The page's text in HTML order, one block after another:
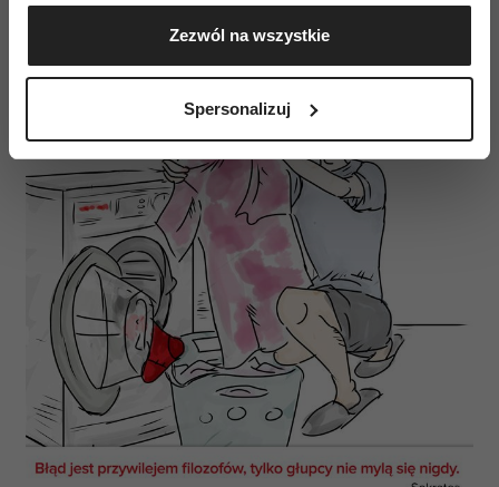
Gromadzić dane dotyczące Twojej lokalizacji
geograficznej z dokładnością nawet do kilku metrów
Identyfikować Twoje urządzenie, aktywnie
(fingerprinting, czyli wirtualny odcisk palca)
dane są przetwarzane oraz ustaw własne preferencje w
sekcji szczegółów
. W Deklaracji plików cookie możesz
zmienić lub wycofać swoją zgodę w dowolnej chwili.
Wykorzystujemy pliki cookie do spersonalizowania treści
i reklam, aby oferować funkcje społecznościowe i
analizować ruch w naszej witrynie. Informacje o tym, jak
korzystasz z naszej witryny, udostępniamy partnerom
społecznościowym, reklamowym i analitycznym.
Partnerzy mogą połączyć te informacje z innymi danymi
otrzymanymi od Ciebie lub uzyskanymi podczas
korzystania z ich usług.
Zezwól na wszystkie
Spersonalizuj
właściwą decyzję.